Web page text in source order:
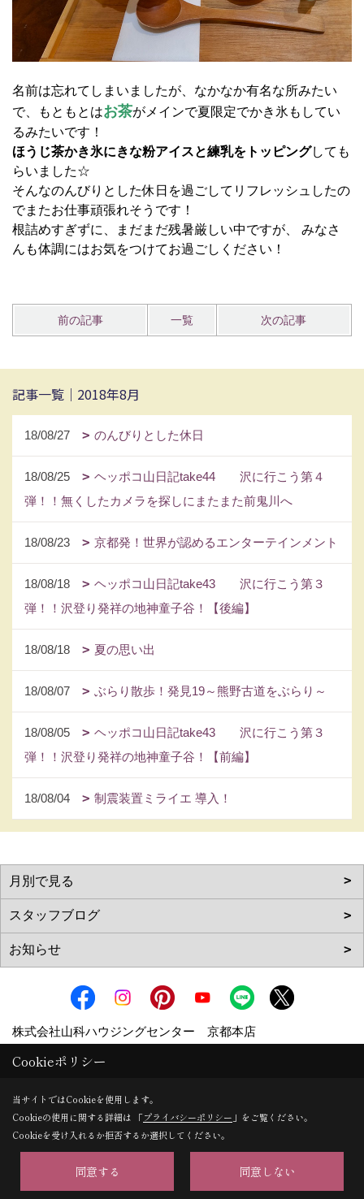
名前は忘れてしまいましたが、なかなか有名な所みたい
で、もともとはお茶がメインで夏限定でかき氷もしてい
るみたいです！
ほうじ茶かき氷にきな粉アイスと練乳をトッピングしても
らいました☆
そんなのんびりとした休日を過ごしてリフレッシュしたの
でまたお仕事頑張れそうです！
根詰めすぎずに、まだまだ残暑厳しい中ですが、 みなさ
んも体調にはお気をつけてお過ごしください！
前の記事 一覧 次の記事
記事一覧｜2018年8月
18/08/27 のんびりとした休日
18/08/25
ヘッポコ山日記take44 沢に行こう第４
弾！！無くしたカメラを探しにまたまた前鬼川へ
18/08/23 京都発！世界が認めるエンターテインメント
18/08/18
ヘッポコ山日記take43 沢に行こう第３
弾！！沢登り発祥の地神童子谷！【後編】
18/08/18 夏の思い出
18/08/07 ぶらり散歩！発見19～熊野古道をぶらり～
18/08/05
ヘッポコ山日記take43 沢に行こう第３
弾！！沢登り発祥の地神童子谷！【前編】
18/08/04 制震装置ミライエ 導入！
株式会社山科ハウジングセンター 京都本店
〒607-8426
TEL： 0120-075-170/075-595-5311
FAX：075-595-5312
＜営業時間＞9:00～18:00
株式会社山科ハウジングセンター 大津支店
Cookieポリシー
当サイトではCookieを使用します。
Cookieの使用に関する詳細は 「プライバシーポリシー 」をご覧ください。
Cookieを受け入れるか拒否するか選択してください。
同意する 同意しない